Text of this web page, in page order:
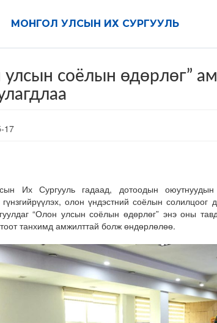
МОНГОЛ УЛСЫН ИХ СУРГУУЛЬ
улсын соёлын өдөрлөг”
17
Их Сургууль гадаад, дотоодын оюутнуудын
гүнзгийрүүлэх, олон үндэстний соёлын
“Олон улсын соёлын өдөрлөг” энэ оны
танхимд амжилттай болж өндөрлөлөө.